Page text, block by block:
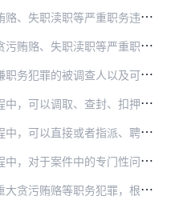
掌握其部分违法犯罪事实及证据，仍有重要问题需要进一步调查，并有下列情形之一的，经监察机关依…
需要，可以依照规定查询、冻结涉案单位和个人的存款、汇款、债券、股票、基金份额等财产。有关单…
人的身体、物品、住处和其他有关地方进行搜查。在搜查时，应当出示搜查证，并有被搜查人或者其家…
的财物、文件和电子数据等信息。采取调取、查封、扣押措施，应当收集原物原件，会同持有人或者保…
调查人员主持下进行勘验检查。勘验检查情况应当制作笔录，由参加勘验检查的人员和见证人签名或者…
聘请有专门知识的人进行鉴定。鉴定人进行鉴定后，应当出具鉴定意见，并且签名。
经过严格的批准手续，可以采取技术调查措施，按照规定交有关机关执行。